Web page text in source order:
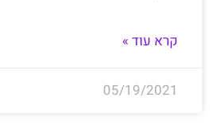
קרא עוד »
05/19/2021